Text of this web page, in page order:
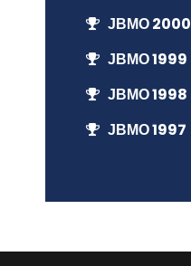
ЈВМО 2000
ЈВМО 1999
ЈВМО 1998
ЈВМО 1997